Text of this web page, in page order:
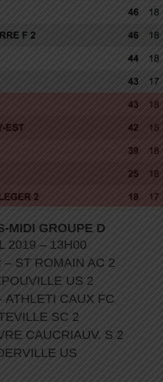
MIDI GROUPE D
2019 – 13H00
– ST ROMAIN AC 2
US 2
ATHLETI CAUX FC
SC 2
CAUCRIAUV. S 2
US